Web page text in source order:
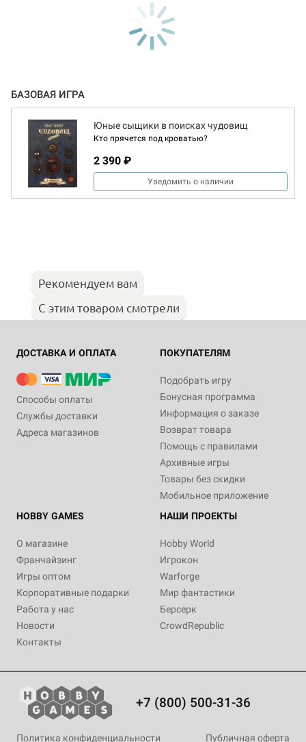
БАЗОВАЯ ИГРА
Юные сыщики в поисках чудовищ
Кто прячется под кроватью?
2 390 ₽
Уведомить о наличии
Рекомендуем вам
С этим товаром смотрели
ДОСТАВКА И ОПЛАТА
Способы оплаты
Службы доставки
Адреса магазинов
ПОКУПАТЕЛЯМ
Подобрать игру
Бонусная программа
Информация о заказе
Возврат товара
Помощь с правилами
Архивные игры
Товары без скидки
Мобильное приложение
HOBBY GAMES
О магазине
Франчайзинг
Игры оптом
Корпоративные подарки
Работа у нас
Новости
Контакты
НАШИ ПРОЕКТЫ
Hobby World
Игрокон
Warforge
Мир фантастики
Берсерк
CrowdRepublic
+7 (800) 500-31-36
Политика конфиденциальности Публичная оферта